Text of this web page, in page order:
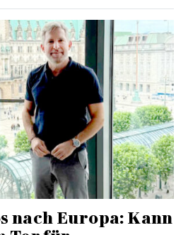
nach Europa: Kann